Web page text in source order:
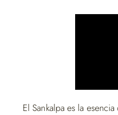
El Sankalpa es la